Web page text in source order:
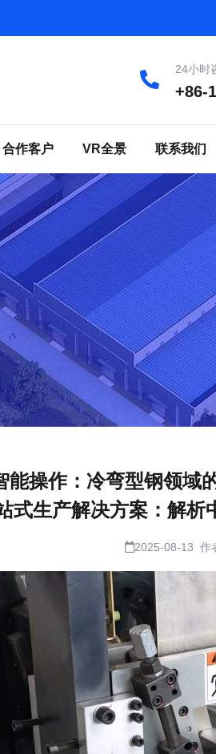
24小时
+86-
合作客户 VR全景 联系我们
能操作：冷弯型钢领域
式生产解决方案：解析
2025-08-13 作